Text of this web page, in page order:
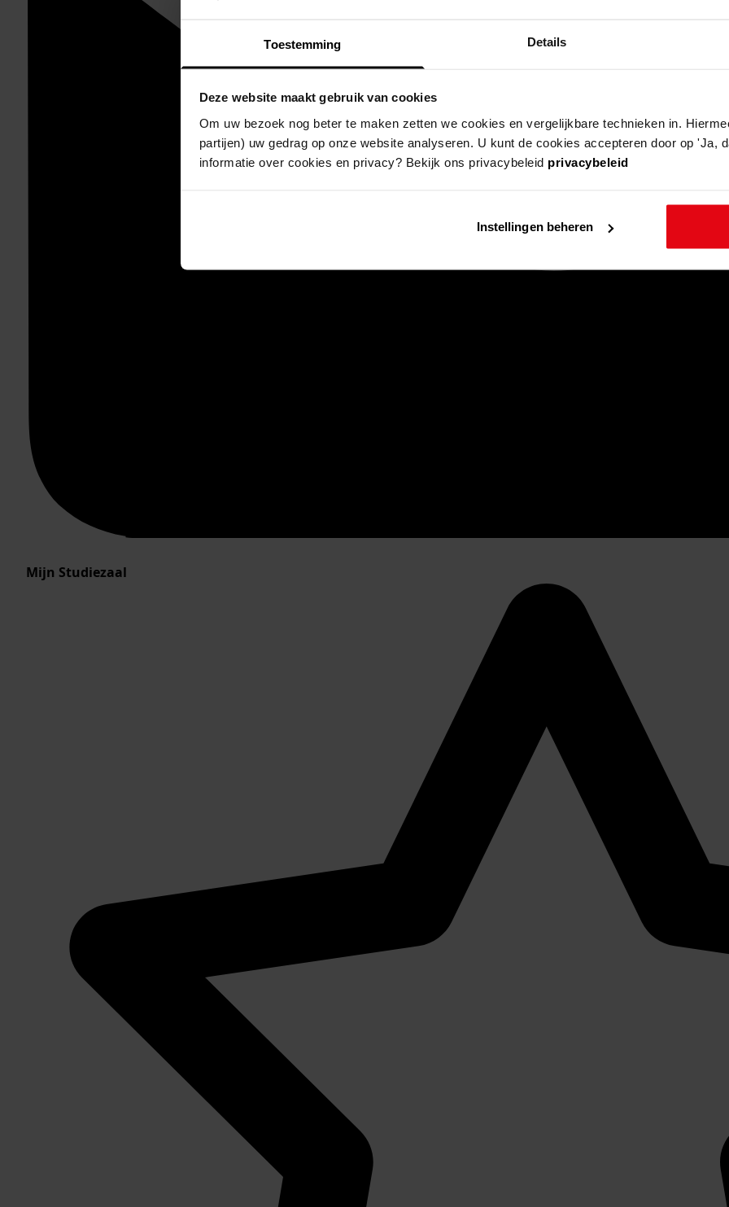
Toestemming Details
Deze website maakt gebruik van cookies
Om uw bezoek nog beter te maken zetten we cookies en vergelijkbare technieken in.
partijen) uw gedrag op onze website analyseren. U kunt de cookies accepteren door op 'Ja,
informatie over cookies en privacy? Bekijk ons privacybeleid privacybeleid
Instellingen beheren
Mijn Studiezaal